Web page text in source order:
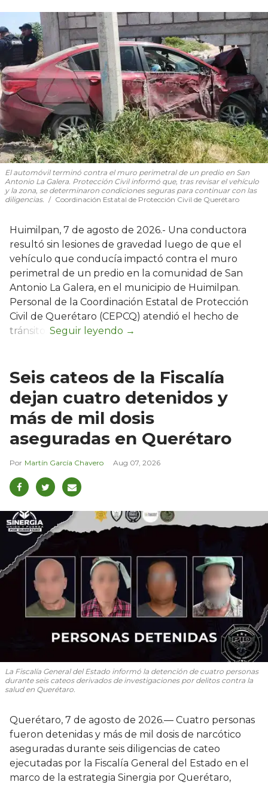
El automóvil terminó contra el muro perimetral de un predio en San
Antonio La Galera. Protección Civil informó que, tras revisar el vehículo
y la zona, se determinaron condiciones seguras para continuar con las
diligencias.
Coordinación Estatal de Protección Civil de Querétaro
Huimilpan, 7 de agosto de 2026.- Una conductora
resultó sin lesiones de gravedad luego de que el
vehículo que conducía impactó contra el muro
perimetral de un predio en la comunidad de San
Antonio La Galera, en el municipio de Huimilpan.
Personal de la Coordinación Estatal de Protección
Civil de Querétaro (CEPCQ) atendió el hecho de
tránsito.
Seis cateos de la Fiscalía
dejan cuatro detenidos y
más de mil dosis
aseguradas en Querétaro
Martín García Chavero Aug 07, 2026
La Fiscalía General del Estado informó la detención de cuatro personas
durante seis cateos derivados de investigaciones por delitos contra la
salud en Querétaro.
Querétaro, 7 de agosto de 2026.— Cuatro personas
fueron detenidas y más de mil dosis de narcótico
aseguradas durante seis diligencias de cateo
ejecutadas por la Fiscalía General del Estado en el
marco de la estrategia Sinergia por Querétaro,